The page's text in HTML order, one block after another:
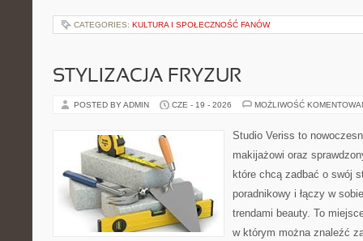
CATEGORIES: KULTURA I SPOŁECZNOŚĆ FANÓW
STYLIZACJA FRYZUR
POSTED BY ADMIN CZE - 19 - 2026 MOŻLIWOŚĆ
Studio Veriss to
makijażowi oraz
które chcą zadbać o swój
poradnikowy i łączy w
trendami beauty. To
w którym można znaleźć